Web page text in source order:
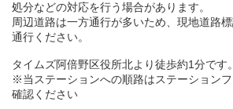
処分などの対応を行う場合があります。
周辺道路は一方通行が多いため、現地道路
通行ください。
タイムズ阿倍野区役所北より徒歩約1分です。
※当ステーションへの順路はステーション
確認ください